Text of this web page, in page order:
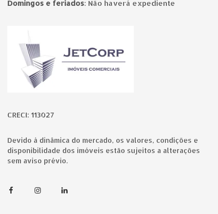
Domingos e feriados: Não haverá expediente
CRECI: 113027
Devido à dinâmica do mercado, os valores, condições e
disponibilidade dos imóveis estão sujeitos a alterações
sem aviso prévio.
FacebookInstagramLinkedin